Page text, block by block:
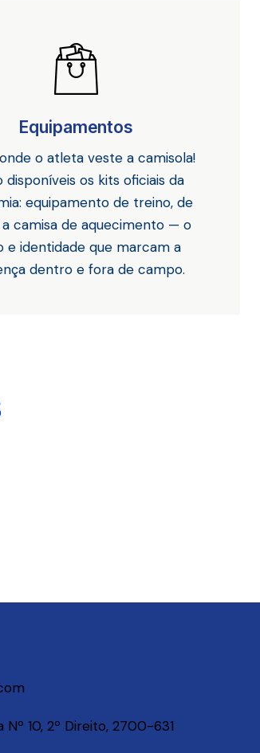
Equipamentos
o atleta veste a camisola!
disponíveis os kits oficiais da
equipamento de treino, de
camisa de aquecimento — o
e identidade que marcam a
dentro e fora de campo.
10, 2º Direito, 2700-631